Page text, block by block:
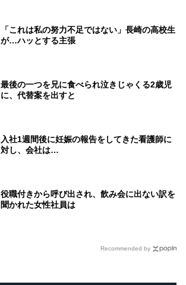
「これは私の努力不足ではない」長崎の高校生
が…ハッとする主張
最後の一つを兄に食べられ泣きじゃくる2歳児
に、代替案を出すと
入社1週間後に妊娠の報告をしてきた看護師に
対し、会社は…
役職付きから呼び出され、飲み会に出ない訳を
聞かれた女性社員は
Recommended by